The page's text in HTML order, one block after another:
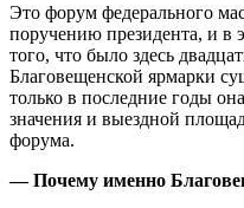
Это форум федерального
поручению президента, и в
того, что было здесь
Благовещенской ярмарки
только в последние годы
значения и выездной
форума.
— Почему именно